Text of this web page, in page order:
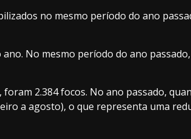
no mesmo período do ano
No mesmo período do ano
2.384 focos. No ano passado,
a agosto), o que representa uma